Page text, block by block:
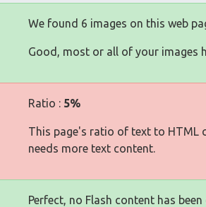
We found 6 images on this web
Good, most or all of your images
Ratio : 5%
This page's ratio of text to HTML
needs more text content.
Perfect, no Flash content has